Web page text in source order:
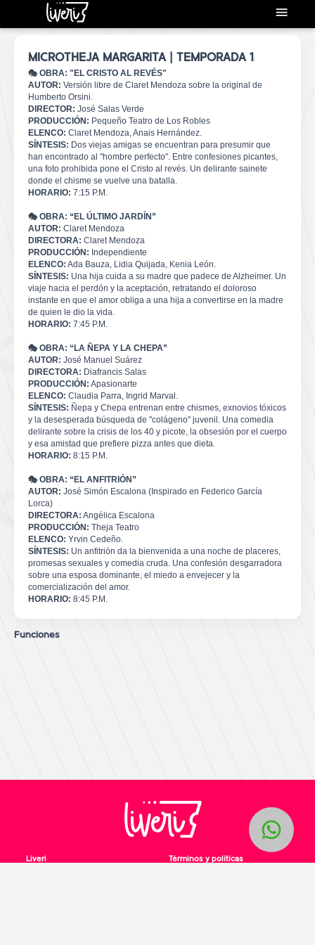
MICROTHEJA MARGARITA | TEMPORADA 1:
🎭 OBRA: "EL CRISTO AL REVÉS"
AUTOR: Versión libre de Claret Mendoza sobre la original de
Humberto Orsini.
DIRECTOR: José Salas Verde
PRODUCCIÓN: Pequeño Teatro de Los Robles
ELENCO: Claret Mendoza, Anais Hernández.
SÍNTESIS: Dos viejas amigas se encuentran para presumir que
han encontrado al "hombre perfecto". Entre confesiones picantes,
una foto prohibida pone el Cristo al revés. Un delirante sainete
donde el chisme se vuelve una batalla.
HORARIO: 7:15 P.M.
🎭 OBRA: “EL ÚLTIMO JARDÍN”
AUTOR: Claret Mendoza
DIRECTORA: Claret Mendoza
PRODUCCIÓN: Independiente
ELENCO: Ada Bauza, Lidia Quijada, Kenia León.
SÍNTESIS: Una hija cuida a su madre que padece de Alzheimer. Un
viaje hacia el perdón y la aceptación, retratando el doloroso
instante en que el amor obliga a una hija a convertirse en la madre
de quien le dio la vida.
HORARIO: 7:45 P.M.
🎭 OBRA: “LA ÑEPA Y LA CHEPA”
AUTOR: José Manuel Suárez
DIRECTORA: Diafrancis Salas
PRODUCCIÓN: Apasionarte
ELENCO: Claudia Parra, Ingrid Marval.
SÍNTESIS: Ñepa y Chepa entrenan entre chismes, exnovios tóxicos
y la desesperada búsqueda de "colágeno" juvenil. Una comedia
delirante sobre la crisis de los 40 y picote, la obsesión por el cuerpo
y esa amistad que prefiere pizza antes que dieta.
HORARIO: 8:15 P.M.
🎭 OBRA: “EL ANFITRIÓN”
AUTOR: José Simón Escalona (Inspirado en Federico García
Lorca)
DIRECTORA: Angélica Escalona
PRODUCCIÓN: Theja Teatro
ELENCO: Yrvin Cedeño.
SÍNTESIS: Un anfitrión da la bienvenida a una noche de placeres,
promesas sexuales y comedia cruda. Una confesión desgarradora
sobre una esposa dominante, el miedo a envejecer y la
comercialización del amor.
HORARIO: 8:45 P.M.
Funciones
Liveri Términos y políticas
Liveri Tickets